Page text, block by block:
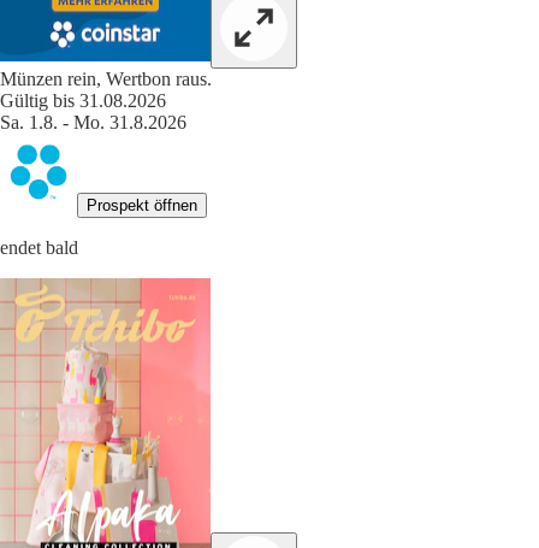
Münzen rein, Wertbon raus.
Gültig bis 31.08.2026
Sa. 1.8. - Mo. 31.8.2026
Prospekt öffnen
endet bald